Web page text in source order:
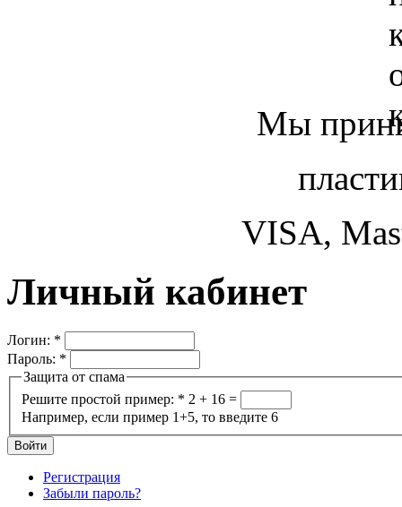
Мы
VISA,
Личный кабинет
Логин: *
Пароль: *
Защита от спама
Решите простой пример: * 2 + 16 =
Например, если пример 1+5, то введите 6
Регистрация
Забыли пароль?